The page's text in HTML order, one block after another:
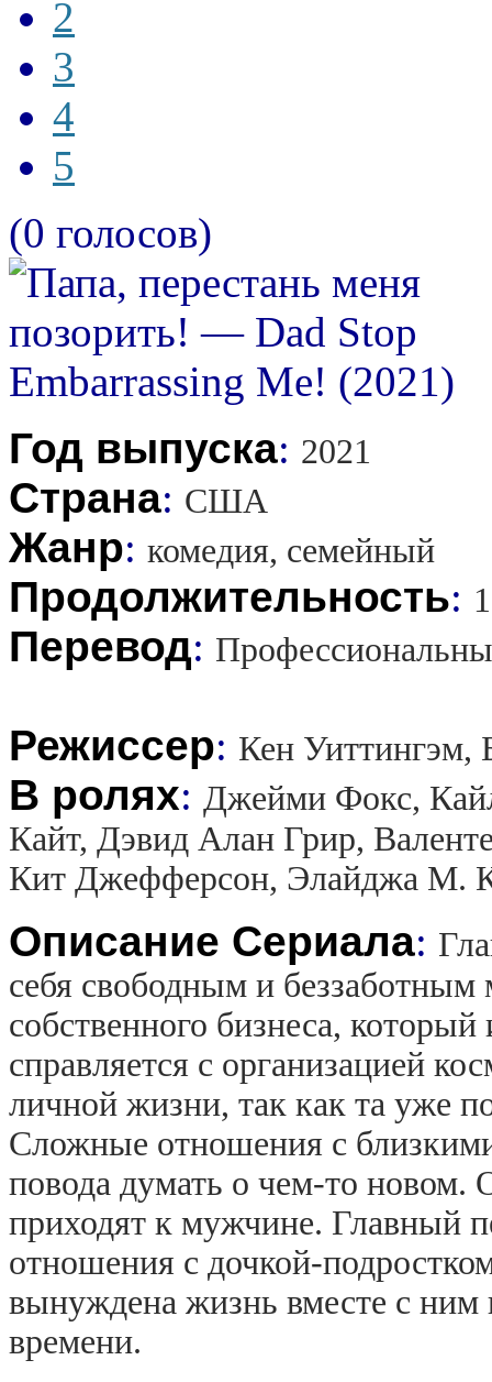
2
3
4
5
(0 голосов)
Год выпуска: 2021
Страна: США
Жанр: комедия, семейный
Продолжительность:
Перевод:
Режиссер: Кен Уиттингэм,
В ролях: Джейми Фокс,
Кайт, Дэвид Алан Грир,
Кит Джефферсон, Элайджа М.
Описание Сериала:
себя свободным и
собственного бизнеса,
справляется с организацией
личной жизни, так как та уже
Сложные отношения с
повода думать о чем-то новом.
приходят к мужчине. Главный
отношения с дочкой-
вынуждена жизнь вместе с
времени.